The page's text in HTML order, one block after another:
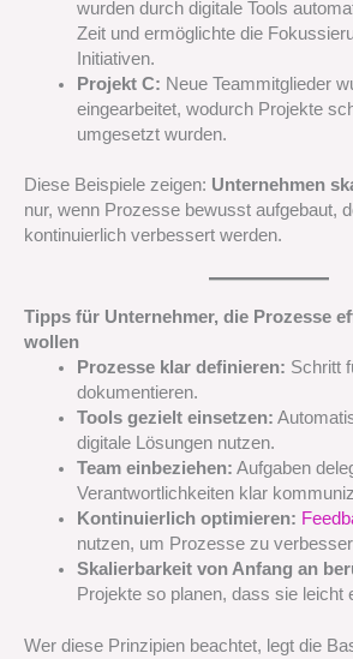
wurden durch digitale Tools
Zeit und ermöglichte die
Initiativen.
Projekt C: Neue Teammitglieder
eingearbeitet, wodurch Projekte
umgesetzt wurden.
Diese Beispiele zeigen: Unternehmen
nur, wenn Prozesse bewusst aufgebaut,
kontinuierlich verbessert werden.
Tipps für Unternehmer, die Prozesse
wollen
Prozesse klar definieren: Schritt
dokumentieren.
Tools gezielt einsetzen:
digitale Lösungen nutzen.
Team einbeziehen: Aufgaben
Verantwortlichkeiten klar
Kontinuierlich optimieren:
nutzen, um Prozesse zu
Skalierbarkeit von Anfang an
Projekte so planen, dass sie leicht
Wer diese Prinzipien beachtet, legt die